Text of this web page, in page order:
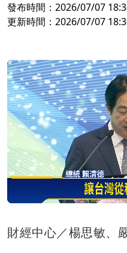
發布時間：2026/07/07
更新時間：2026/07/07
財經中心／楊思敏、